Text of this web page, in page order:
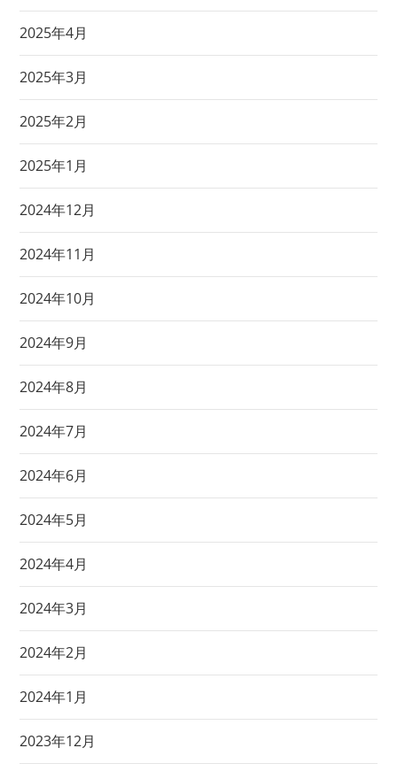
2025年4月
2025年3月
2025年2月
2025年1月
2024年12月
2024年11月
2024年10月
2024年9月
2024年8月
2024年7月
2024年6月
2024年5月
2024年4月
2024年3月
2024年2月
2024年1月
2023年12月